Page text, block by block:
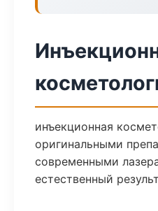
инъекционная
оригинальными
современными
естественный